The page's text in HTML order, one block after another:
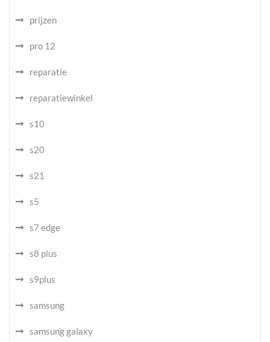
prijzen
pro 12
reparatie
reparatiewinkel
s10
s20
s21
s5
s7 edge
s8 plus
s9plus
samsung
samsung galaxy